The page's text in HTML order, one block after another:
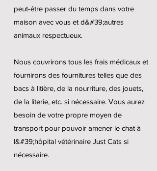
peut-être passer du temps dans votre
maison avec vous et d&#39;autres
animaux respectueux.
Nous couvrirons tous les frais médicaux et
fournirons des fournitures telles que des
bacs à litière, de la nourriture, des jouets,
de la literie, etc. si nécessaire. Vous aurez
besoin de votre propre moyen de
transport pour pouvoir amener le chat à
l&#39;hôpital vétérinaire Just Cats si
nécessaire.